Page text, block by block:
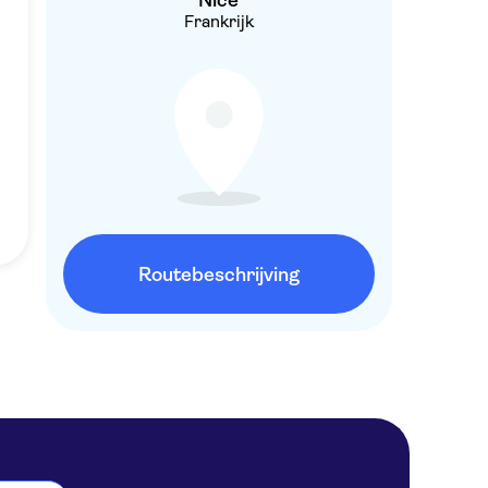
Frankrijk
Routebeschrijving